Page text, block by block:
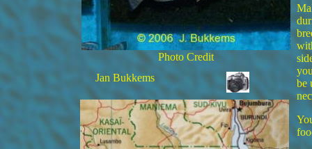
be
Photo Credit
Jan Bukkems